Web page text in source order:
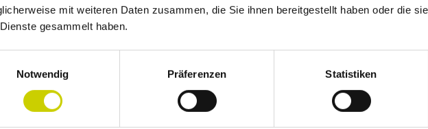
mit weiteren Daten zusammen, die Sie ihnen bereitgestellt haben oder die
gesammelt haben.
Notwendig Präferenzen Statistiken
oder vollständig durch KI optimiert oder erstellt.